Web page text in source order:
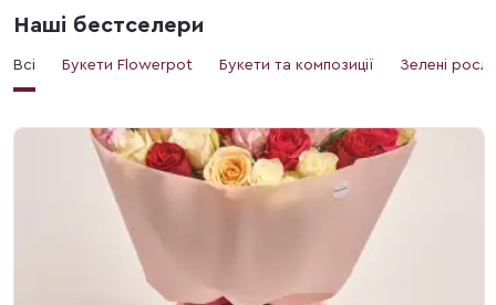
Наші бестселери
Всі Букети Flowerpot Букети та композиції Зелені